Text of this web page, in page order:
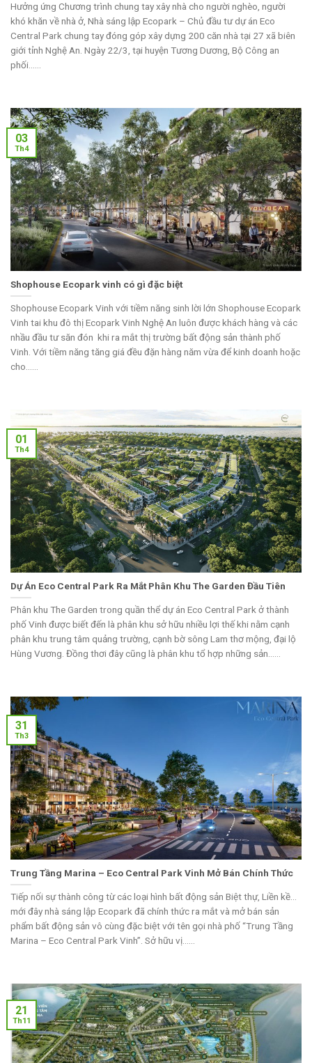
Hưởng ứng Chương trình chung tay xây nhà cho người nghèo, người
khó khăn về nhà ở, Nhà sáng lập Ecopark – Chủ đầu tư dự án Eco
Central Park chung tay đóng góp xây dựng 200 căn nhà tại 27 xã biên
giới tỉnh Nghệ An. Ngày 22/3, tại huyện Tương Dương, Bộ Công an
phối......
Shophouse Ecopark vinh có gì đặc biệt
Shophouse Ecopark Vinh với tiềm năng sinh lời lớn Shophouse Ecopark
Vinh tai khu đô thị Ecopark Vinh Nghệ An luôn được khách hàng và các
nhầu đầu tư săn đón khi ra mắt thị trường bất động sản thành phố
Vinh. Với tiềm năng tăng giá đều đặn hàng năm vừa để kinh doanh hoặc
cho......
03
Th4
Dự Án Eco Central Park Ra Mắt Phân Khu The Garden Đầu Tiên
Phân khu The Garden trong quần thể dự án Eco Central Park ở thành
phố Vinh được biết đến là phân khu sở hữu nhiều lợi thế khi nằm cạnh
phân khu trung tâm quảng trường, cạnh bờ sông Lam thơ mộng, đại lộ
Hùng Vương. Đồng thơi đây cũng là phân khu tổ hợp những sản......
01
Th4
Trung Tầng Marina – Eco Central Park Vinh Mở Bán Chính Thức
Tiếp nối sự thành công từ các loại hình bất động sản Biệt thự, Liền kề…
mới đây nhà sáng lập Ecopark đã chính thức ra mắt và mở bán sản
phẩm bất động sản vô cùng đặc biệt với tên gọi nhà phố “Trung Tầng
Marina – Eco Central Park Vinh”. Sở hữu vị......
31
Th3
21
Th11